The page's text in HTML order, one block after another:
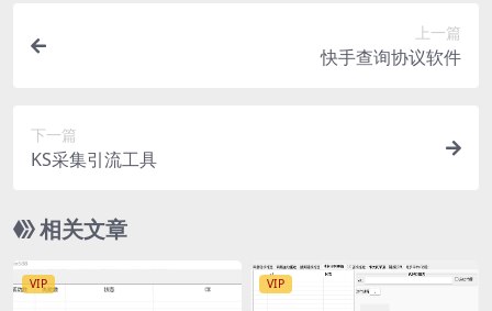
上一篇
快手查询协议软件
下一篇
KS采集引流工具
相关文章
VIP VIP